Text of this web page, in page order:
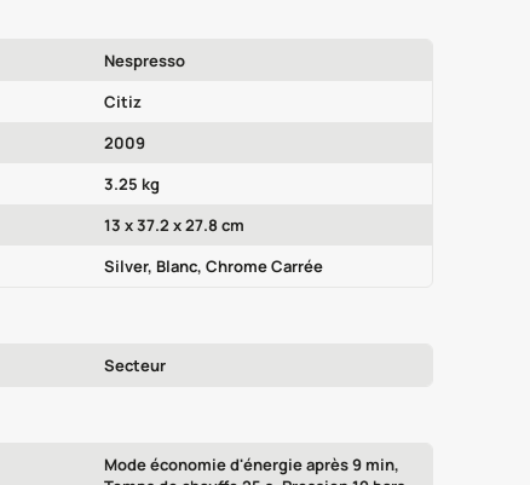
Nespresso
Citiz
2009
3.25 kg
13 x 37.2 x 27.8 cm
Silver, Blanc, Chrome Carrée
Secteur
Mode économie d'énergie après 9 min,